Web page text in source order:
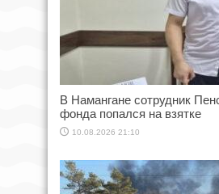
В Намангане сотрудник
фонда попался на взятке
10.08.2026 21:10